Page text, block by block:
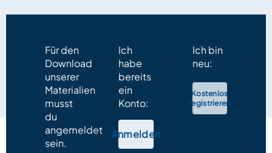
Für den
Download
unserer
Materialien
musst
du
angemeldet
sein.
Ich
habe
bereits
ein
Konto:
Anmelden
Ich bin
neu:
Kostenlos
registrieren